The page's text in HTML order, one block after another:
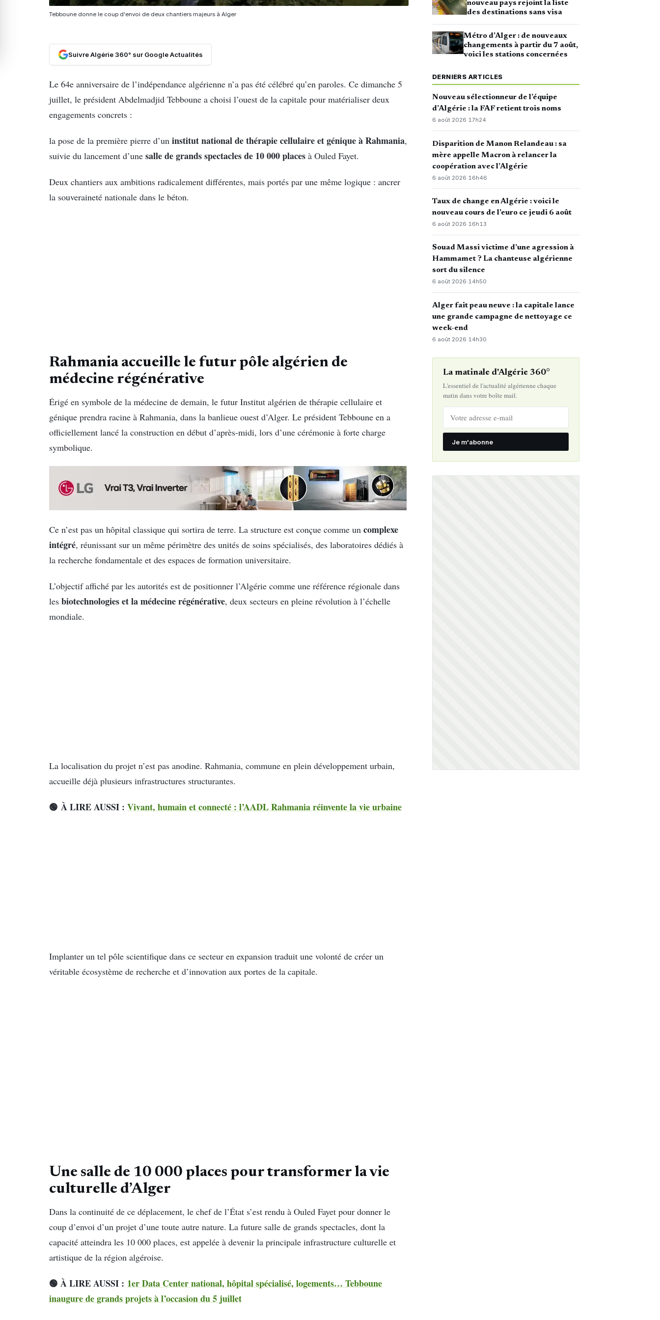
Tebboune donne le coup d'envoi de deux chantiers majeurs à Alger
Suivre Algérie 360° sur Google Actualités
Le 64e anniversaire de l’indépendance algérienne n’a pas été célébré qu’en paroles. Ce dimanche 5
juillet, le président Abdelmadjid Tebboune a choisi l’ouest de la capitale pour matérialiser deux
engagements concrets :
la pose de la première pierre d’un institut national de thérapie cellulaire et génique à Rahmania,
suivie du lancement d’une salle de grands spectacles de 10 000 places à Ouled Fayet.
Deux chantiers aux ambitions radicalement différentes, mais portés par une même logique : ancrer
la souveraineté nationale dans le béton.
Rahmania accueille le futur pôle algérien de
médecine régénérative
Érigé en symbole de la médecine de demain, le futur Institut algérien de thérapie cellulaire et
génique prendra racine à Rahmania, dans la banlieue ouest d’Alger. Le président Tebboune en a
officiellement lancé la construction en début d’après-midi, lors d’une cérémonie à forte charge
symbolique.
Ce n’est pas un hôpital classique qui sortira de terre. La structure est conçue comme un complexe
intégré, réunissant sur un même périmètre des unités de soins spécialisés, des laboratoires dédiés à
la recherche fondamentale et des espaces de formation universitaire.
L’objectif affiché par les autorités est de positionner l’Algérie comme une référence régionale dans
les biotechnologies et la médecine régénérative, deux secteurs en pleine révolution à l’échelle
mondiale.
La localisation du projet n’est pas anodine. Rahmania, commune en plein développement urbain,
accueille déjà plusieurs infrastructures structurantes.
🟢 À LIRE AUSSI : Vivant, humain et connecté : l’AADL Rahmania réinvente la vie urbaine
Implanter un tel pôle scientifique dans ce secteur en expansion traduit une volonté de créer un
véritable écosystème de recherche et d’innovation aux portes de la capitale.
Une salle de 10 000 places pour transformer la vie
culturelle d’Alger
Dans la continuité de ce déplacement, le chef de l’État s’est rendu à Ouled Fayet pour donner le
coup d’envoi d’un projet d’une toute autre nature. La future salle de grands spectacles, dont la
capacité atteindra les 10 000 places, est appelée à devenir la principale infrastructure culturelle et
artistique de la région algéroise.
🟢 À LIRE AUSSI : 1er Data Center national, hôpital spécialisé, logements… Tebboune
inaugure de grands projets à l’occasion du 5 juillet
nouveau pays rejoint la liste
des destinations sans visa
Métro d’Alger : de nouveaux
changements à partir du 7 août,
voici les stations concernées
DERNIERS ARTICLES
Nouveau sélectionneur de l’équipe
d’Algérie : la FAF retient trois noms
6 août 2026·17h24
Disparition de Manon Relandeau : sa
mère appelle Macron à relancer la
coopération avec l’Algérie
6 août 2026· 16h46
Taux de change en Algérie : voici le
nouveau cours de l’euro ce jeudi 6 août
6 août 2026·16h13
Souad Massi victime d’une agression à
Hammamet ? La chanteuse algérienne
sort du silence
6 août 2026·14h50
Alger fait peau neuve : la capitale lance
une grande campagne de nettoyage ce
week-end
6 août 2026· 14h30
La matinale d'Algérie 360°
L'essentiel de l'actualité algérienne chaque
matin dans votre boîte mail.
Je m'abonne